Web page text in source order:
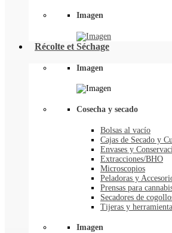
Imagen
Récolte et Séchage
Imagen
Cosecha y secado
Bolsas al vacío
Cajas de Secado y
Envases y
Extracciones/BHO
Microscopios
Peladoras y
Prensas para
Secadores de
Tijeras y
Imagen